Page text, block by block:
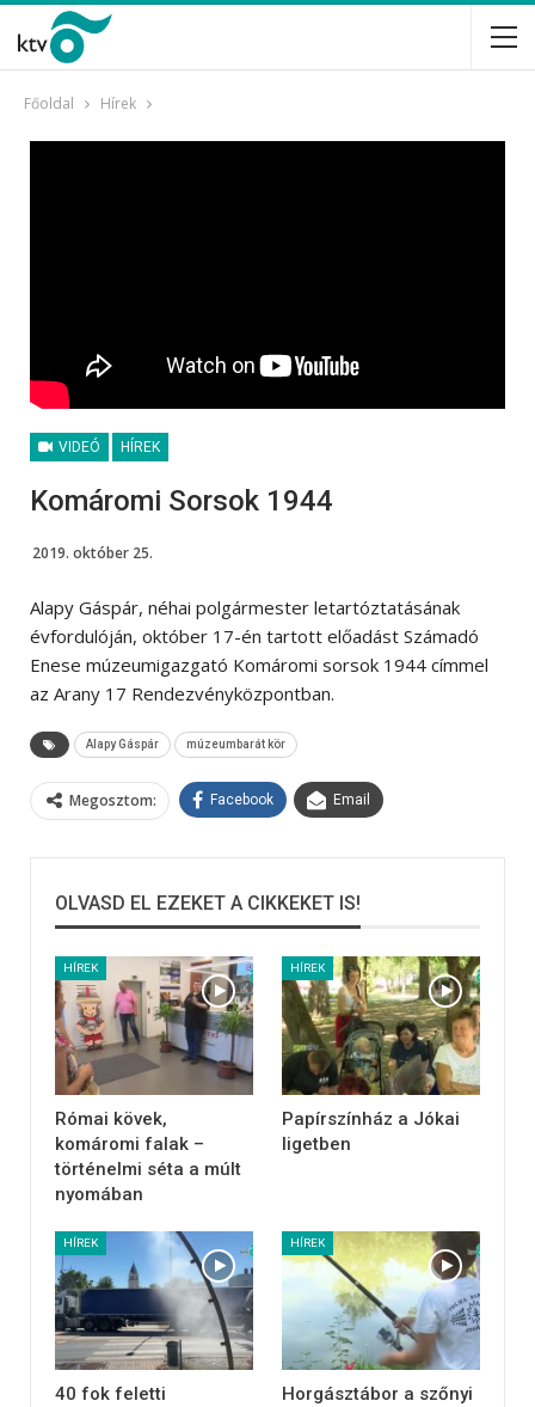
Főoldal Hírek
VIDEÓ HÍREK
Komáromi Sorsok 1944
2019. október 25.
Alapy Gáspár, néhai polgármester letartóztatásának
évfordulóján, október 17-én tartott előadást Számadó
Enese múzeumigazgató Komáromi sorsok 1944 címmel
az Arany 17 Rendezvényközpontban.
Alapy Gáspár múzeumbarát kör
Megosztom: Facebook Email
OLVASD EL EZEKET A CIKKEKET IS!
HÍREK
Római kövek,
komáromi falak –
történelmi séta a múlt
nyomában
HÍREK
Papírszínház a Jókai
ligetben
HÍREK
40 fok feletti
HÍREK
Horgásztábor a szőnyi